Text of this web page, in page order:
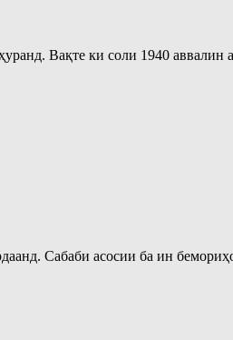
Вақте ки соли 1940
Сабаби асосии ба ин